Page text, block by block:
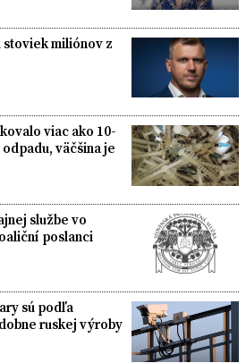
miliónov z
viac ako 10-
väčšina je
službe vo
poslanci
sú podľa
ruskej výroby